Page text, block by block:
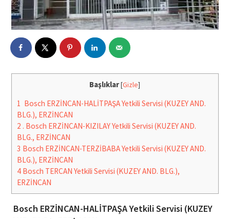
Başlıklar[Gizle]
1 Bosch ERZİNCAN-HALİTPAŞA Yetkili Servisi (KUZEY AND.
BLG.), ERZİNCAN
2 . Bosch ERZİNCAN-KIZILAY Yetkili Servisi (KUZEY AND.
BLG., ERZİNCAN
3 Bosch ERZİNCAN-TERZİBABA Yetkili Servisi (KUZEY AND.
BLG.), ERZİNCAN
4Bosch TERCAN Yetkili Servisi (KUZEY AND. BLG.),
ERZİNCAN
Bosch ERZİNCAN-HALİTPAŞA Yetkili Servisi (KUZEY